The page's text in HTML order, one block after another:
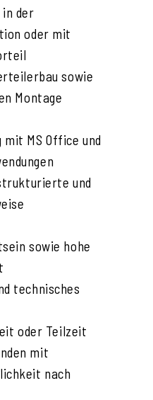
der
oder mit
sowie
Montage
MS Office und
und
sowie hohe
technisches
oder Teilzeit
mit
nach